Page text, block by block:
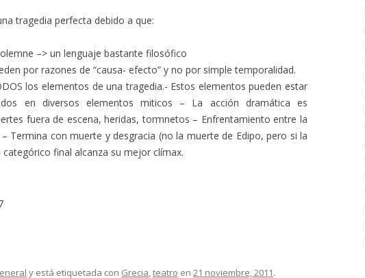
tragedia perfecta debido a que:
–> un lenguaje bastante filosófico
por razones de “causa- efecto” y no por simple temporalidad.
los elementos de una tragedia.- Estos elementos pueden estar
en diversos elementos miticos – La acción dramática es
fuera de escena, heridas, tormnetos – Enfrentamiento entre la
Termina con muerte y desgracia (no la muerte de Edipo, pero si la
final alcanza su mejor clímax.
y está etiquetada con Grecia,teatro en 21 noviembre, 2011.